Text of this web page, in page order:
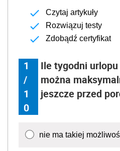
Czytaj artykuły
Rozwiązuj testy
Zdobądź certyfikat
1
/
1
0
Ile tygodni
można
jeszcze przed
nie ma takiej